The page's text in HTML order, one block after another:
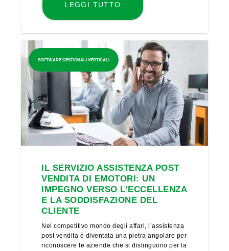
LEGGI TUTTO
SOFTWARE GESTIONALI VERTICALI
IL SERVIZIO ASSISTENZA POST
VENDITA DI EMOTORI: UN
IMPEGNO VERSO L’ECCELLENZA
E LA SODDISFAZIONE DEL
CLIENTE
Nel competitivo mondo degli affari, l’assistenza
post vendita è diventata una pietra angolare per
riconoscere le aziende che si distinguono per la